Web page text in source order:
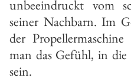
unbeeindruckt vom
seiner Nachbarn. Im
der
man das Gefühl, in die
sein.